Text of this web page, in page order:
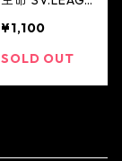
HIP キーホルダ
ー(MEN)
¥1,100
SOLD OUT